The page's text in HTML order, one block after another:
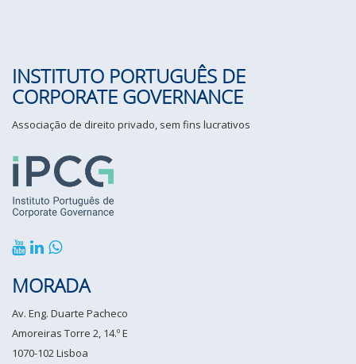
INSTITUTO PORTUGUÊS DE
CORPORATE GOVERNANCE
Associação de direito privado, sem fins lucrativos
MORADA
Av. Eng. Duarte Pacheco
Amoreiras Torre 2, 14.º E
1070-102 Lisboa